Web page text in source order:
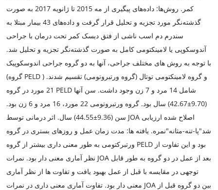
کمر. روش‌ها: داده‌های پیگیری از مه 2015 تا ژانویه 2017 به صورت
گذشته‌نگر مورد تجزیه و تحلیل قرار گرفت و داده‌های 43 بیمار مبتلا به
سندرم دم اسب ناشی از فتق دیسک کمر تحت درمان با جراحی
آندوسکوپی یا لامینکتومی کامل به صورت گذشته‌نگر تجزیه و تحلیل شد.
با توجه به روش های مختلف جراحی، آنها به دو گروه جراحی اندوسکوپیک
(گروه PELD ) و گروه لامینکتومی توتال (گروه ورتبروتومی) تقسیم شدند.
21 مورد در گروه PELD شامل 14 مرد و 7 زن وجود داشت. سن آنها
(9.70±42.67) سال بود. گروه ورتبروتومی 22 مورد، 16 مرد و 6 زن بود.
سن (9.36±44.55) سال. اثر درمانی توسط JOA اصلاح شده ارزیابی
شد"پا-تنه-مثانه"نمره. یافته ها: مدت زمان عمل و روزهای بستری در گروه
ورتبرکتومی به طور معنی داری بیشتر از گروه PELD بود و این تفاوت از
نظر آماری معنی دار بود. نمرات JOA بعد از عمل در دو گروه به طور قابل
توجهی در مقایسه با قبل از عمل بهبود یافت و تفاوت ها از نظر آماری
معنی دار بود. تفاوت آماری معنی داری در نمرات JOA بین دو گروه قبل از